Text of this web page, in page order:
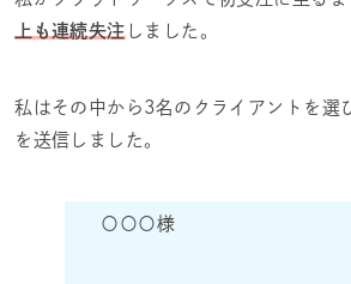
上も連続失注 しました。
私はその中から3名のクライアントを選
を送信しました。
〇〇〇様